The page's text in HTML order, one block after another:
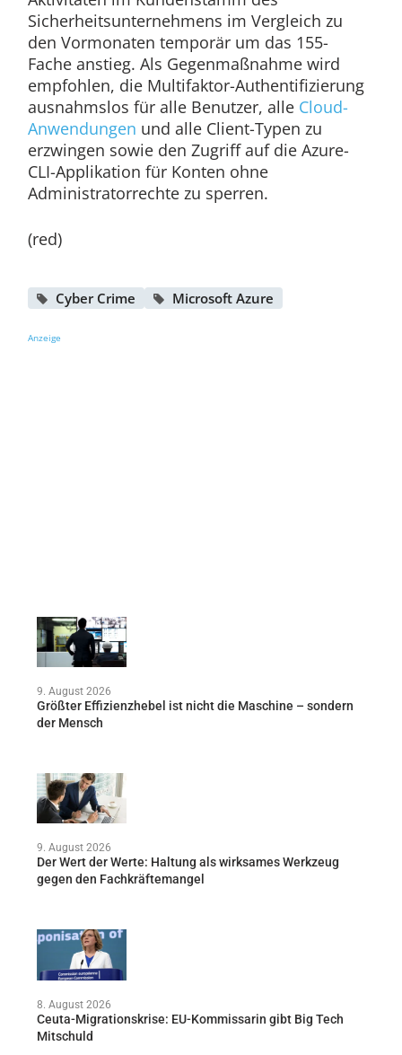
Sicherheitsunternehmens im Vergleich zu
den Vormonaten temporär um das 155-
Fache anstieg. Als Gegenmaßnahme wird
empfohlen, die Multifaktor-Authentifizierung
ausnahmslos für alle Benutzer, alle Cloud-
Anwendungen und alle Client-Typen zu
erzwingen sowie den Zugriff auf die Azure-
CLI-Applikation für Konten ohne
Administratorrechte zu sperren.
(red)
Cyber Crime Microsoft Azure
Anzeige
9. August 2026
Größter Effizienzhebel ist nicht die Maschine – sondern
der Mensch
9. August 2026
Der Wert der Werte: Haltung als wirksames Werkzeug
gegen den Fachkräftemangel
8. August 2026
Ceuta-Migrationskrise: EU-Kommissarin gibt Big Tech
Mitschuld